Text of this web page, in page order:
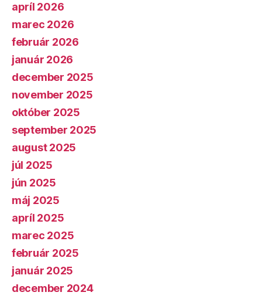
apríl 2026
marec 2026
február 2026
január 2026
december 2025
november 2025
október 2025
september 2025
august 2025
júl 2025
jún 2025
máj 2025
apríl 2025
marec 2025
február 2025
január 2025
december 2024